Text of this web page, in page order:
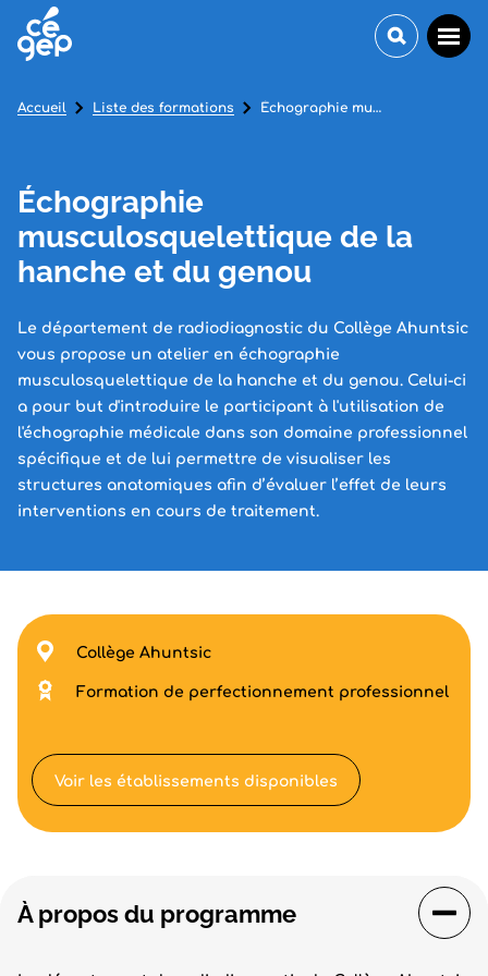
Échographie
musculosquelettique de la
hanche et du genou
Le département de radiodiagnostic du Collège Ahuntsic
vous propose un atelier en échographie
musculosquelettique de la hanche et du genou. Celui-ci
a pour but d'introduire le participant à l'utilisation de
l'échographie médicale dans son domaine professionnel
spécifique et de lui permettre de visualiser les
structures anatomiques afin d’évaluer l’effet de leurs
interventions en cours de traitement.
Accueil Liste des formations Échographie musculosquelettique de la hanche et du genou
À propos du programme
Collège Ahuntsic
Formation de perfectionnement professionnel
Voir les établissements disponibles